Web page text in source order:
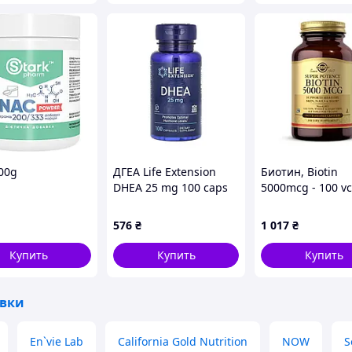
нормализует вес, работу ЖКТ, и налаживает
и не содержит остатки агрохимии.
распространению
Купить
ДГЕА Life Extension
DHEA 25 mg 100 caps
576 ₴
Купить
Биотин, Biotin
5000mcg - 100
1 017 ₴
Купить
En`vie Lab California Gold Nutrition NOW